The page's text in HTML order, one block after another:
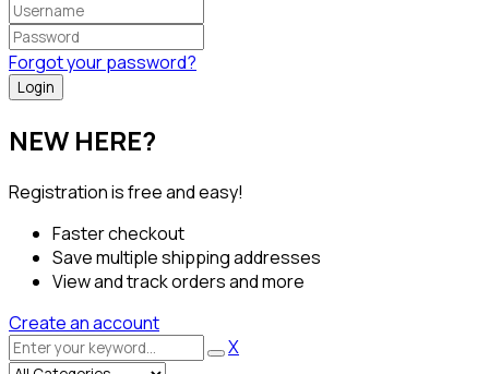
Forgot your password?
NEW HERE?
Registration is free and easy!
Faster checkout
Save multiple shipping addresses
View and track orders and more
Create an account
X